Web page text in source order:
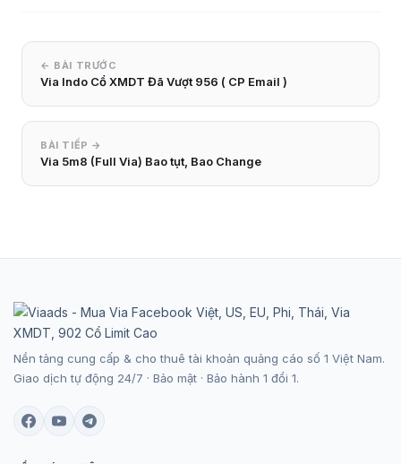
← BÀI TRƯỚC
Via Indo Cổ XMDT Đã Vượt 956 ( CP Email )
BÀI TIẾP →
Via 5m8 (Full Via) Bao tụt, Bao Change
Nền tảng cung cấp & cho thuê tài khoản quảng cáo số 1 Việt Nam.
Giao dịch tự động 24/7 · Bảo mật · Bảo hành 1 đổi 1.